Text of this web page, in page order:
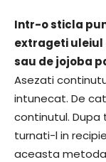
Intr-o sticla
extrageti uleiul
sau de jojoba
Asezati
intunecat. De
continutul. Dupa
turnati-l in
aceasta